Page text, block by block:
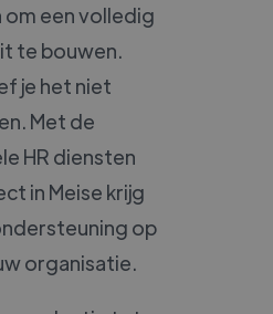
een volledig
te bouwen.
je het niet
Met de
HR diensten
in Meise krijg
op
organisatie.